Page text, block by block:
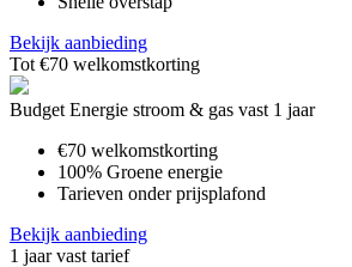
Bekijk aanbieding
Tot €70 welkomstkorting
Budget Energie stroom & gas vast 1 jaar
€70 welkomstkorting
100% Groene energie
Tarieven onder prijsplafond
Bekijk aanbieding
1 jaar vast tarief